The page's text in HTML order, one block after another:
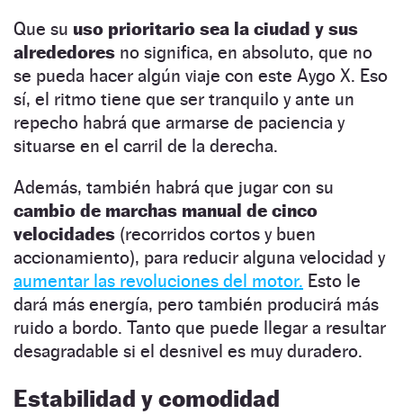
Que su uso prioritario sea la ciudad y sus
alrededores no significa, en absoluto, que no
se pueda hacer algún viaje con este Aygo X. Eso
sí, el ritmo tiene que ser tranquilo y ante un
repecho habrá que armarse de paciencia y
situarse en el carril de la derecha.
Además, también habrá que jugar con su
cambio de marchas manual de cinco
velocidades (recorridos cortos y buen
accionamiento), para reducir alguna velocidad y
aumentar las revoluciones del motor. Esto le
dará más energía, pero también producirá más
ruido a bordo. Tanto que puede llegar a resultar
desagradable si el desnivel es muy duradero.
Estabilidad y comodidad